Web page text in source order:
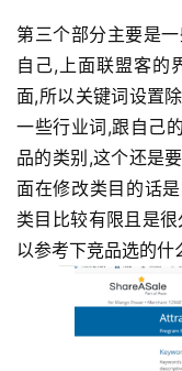
第三个部分主要是
自己,上面联盟客的
面,所以关键词设置
一些行业词,跟自己
品的类别,这个还是
面在修改类目的话
类目比较有限且是
以参考下竞品选的什